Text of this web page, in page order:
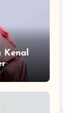
Kenal